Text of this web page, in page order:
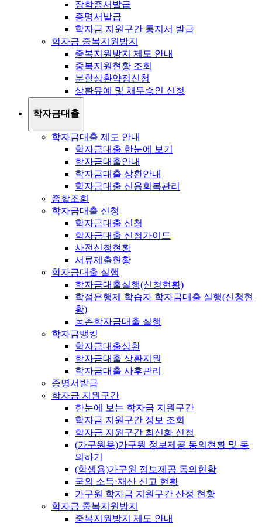
장학증서발급
증명서발급
학자금 지원구간 통지서 발급
학자금 중복지원방지
중복지원방지 제도 안내
중복지원현황 조회
분할상환약정신청
상환유예 및 채무승인 신청
학자금대출
학자금대출 제도 안내
학자금대출 한눈에 보기
학자금대출안내
학자금대출 상환안내
학자금대출 신용회복관리
종합조회
학자금대출 신청
학자금대출 신청
학자금대출 신청가이드
사전신청현황
서류제출현황
학자금대출 실행
학자금대출실행(신청현황)
학점은행제 학습자 학자금대출 실행(신청현
황)
농촌학자금대출 실행
학자금뱅킹
학자금대출상환
학자금대출 상환지원
학자금대출 사후관리
증명서발급
학자금 지원구간
한눈에 보는 학자금 지원구간
학자금 지원구간 정보 조회
학자금 지원구간 최신화 신청
(가구원용)가구원 정보제공 동의현황 및 동
의하기
(학생용)가구원 정보제공 동의현황
국외 소득·재산 신고 현황
가구원 학자금 지원구간 산정 현황
학자금 중복지원방지
중복지원방지 제도 안내